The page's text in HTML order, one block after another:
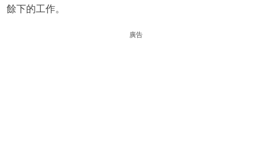
餘下的工作。
廣告